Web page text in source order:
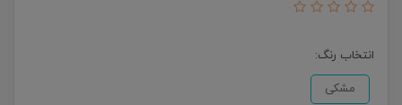
انتخاب رنگ:
مشکی